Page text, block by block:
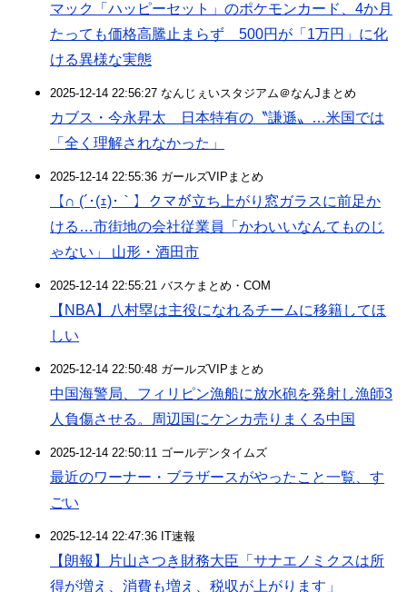
マック「ハッピーセット」のポケモンカード、4か月
たっても価格高騰止まらず 500円が「1万円」に化
ける異様な実態
2025-12-14 22:56:27 なんじぇいスタジアム＠なんJまとめ
カブス・今永昇太 日本特有の〝謙遜〟…米国では
「全く理解されなかった」
2025-12-14 22:55:36 ガールズVIPまとめ
【∩ (´･(ｪ)･｀】クマが立ち上がり窓ガラスに前足か
ける…市街地の会社従業員「かわいいなんてものじ
ゃない」 山形・酒田市
2025-12-14 22:55:21 バスケまとめ・COM
【NBA】八村塁は主役になれるチームに移籍してほ
しい
2025-12-14 22:50:48 ガールズVIPまとめ
中国海警局、フィリピン漁船に放水砲を発射し漁師3
人負傷させる。周辺国にケンカ売りまくる中国
2025-12-14 22:50:11 ゴールデンタイムズ
最近のワーナー・ブラザースがやったこと一覧、す
ごい
2025-12-14 22:47:36 IT速報
【朗報】片山さつき財務大臣「サナエノミクスは所
得が増え、消費も増え、税収が上がります」